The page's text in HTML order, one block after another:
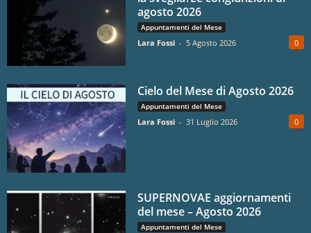
agosto 2026
Appuntamenti del Mese
Lara Fossi - 5 Agosto 2026 0
Cielo del Mese di Agosto 2026
Appuntamenti del Mese
Lara Fossi - 31 Luglio 2026 0
SUPERNOVAE aggiornamenti
del mese – Agosto 2026
Appuntamenti del Mese